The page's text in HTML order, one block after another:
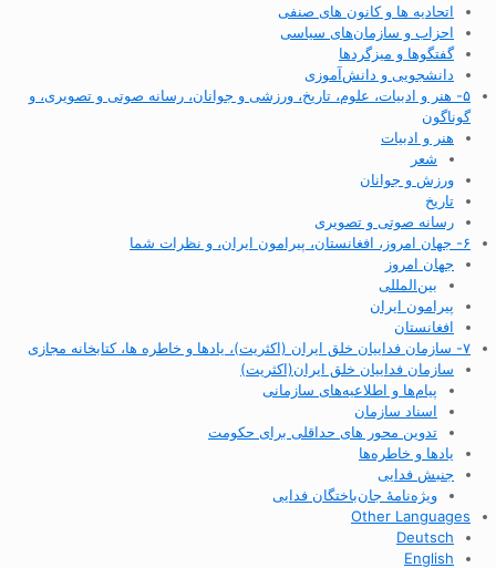
اتحادیه ها و کانون های صنفی
احزاب و سازمان‌های سیاسی
گفتگوها و میزگردها
دانشجویی و دانش‌آموزی
۵- هنر و ادبیات، علوم، تاریخ، ورزشی و جوانان، رسانه صوتی و تصویری، و
گوناگون
هنر و ادبیات
شعر
ورزش و جوانان
تاریخ
رسانه صوتی و تصویری
۶- جهان امروز، افغانستان، پیرامون ایران، و نظرات شما
جهان امروز
بین‌المللی
پیرامون ایران
افغانستان
۷- سازمان فداییان خلق ایران (اکثریت)، یادها و خاطره ها، کتابخانه مجازی
سازمان فداییان خلق ایران(اکثریت)
پیام‌ها و اطلاعیه‌های سازمانی
اسناد سازمان
تدوین محور های حداقلی برای حکومت
یادها و خاطره‌ها
جنبش فدایی
ویژه‌نامهٔ جان‌باختگان فدایی
Other Languages
Deutsch
English